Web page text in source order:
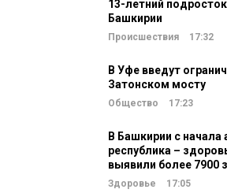
13-летний
Башкирии
Происшествия 17:32
В Уфе введут
Затонском мосту
Общество 17:23
В Башкирии с начала
республика –
выявили более 7900
Здоровье 17:05